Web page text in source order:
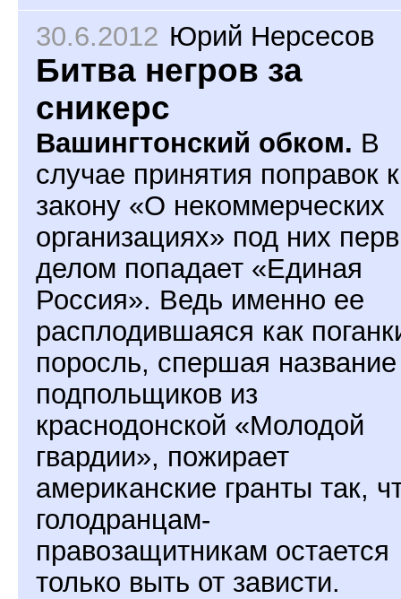
30.6.2012 Юрий Нерсесов
Битва негров за
сникерс
Вашингтонский обком. В
случае принятия поправок к
закону «О некоммерческих
организациях» под них
делом попадает «Единая
Россия». Ведь именно ее
расплодившаяся как
поросль, спершая
подпольщиков из
краснодонской «Молодой
гвардии», пожирает
американские гранты так,
голодранцам-
правозащитникам остается
только выть от зависти.